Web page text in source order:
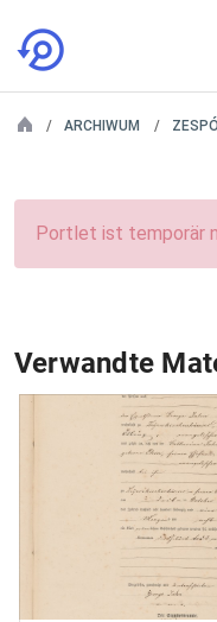
ARCHIWUM
Portlet ist temporär
Verwandte